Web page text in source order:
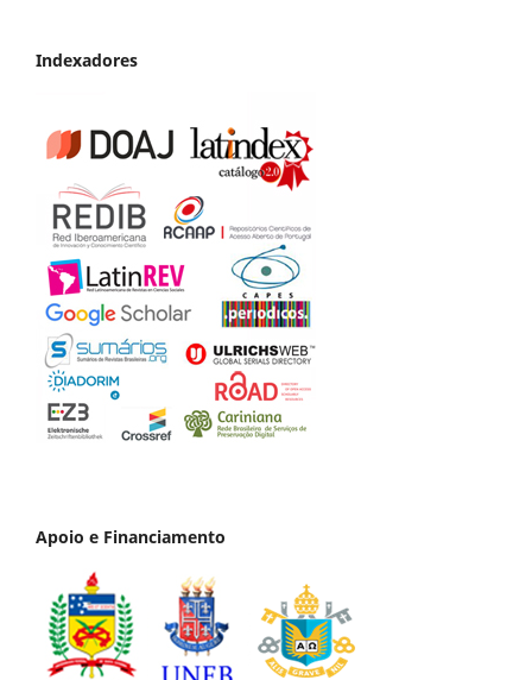
Indexadores
Apoio e Financiamento